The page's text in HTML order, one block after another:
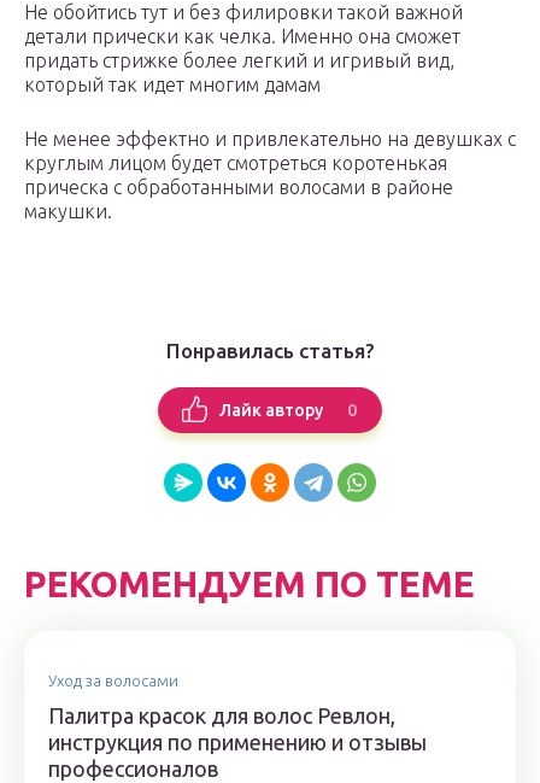
Не обойтись тут и без филировки такой важной
детали прически как челка. Именно она сможет
придать стрижке более легкий и игривый вид,
который так идет многим дамам
Не менее эффектно и привлекательно на девушках с
круглым лицом будет смотреться коротенькая
прическа с обработанными волосами в районе
макушки.
Понравилась статья?
Лайк автору 0
РЕКОМЕНДУЕМ ПО ТЕМЕ
Уход за волосами
Палитра красок для волос Ревлон,
инструкция по применению и отзывы
профессионалов